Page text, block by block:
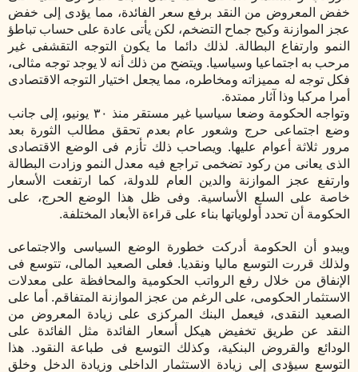
خفض المعروض من النقد برفع سعر الفائدة، مما يؤدى إلى خفض
عجز الموازنة وكبح جماح التضخم، لكن يأتى عادة على حساب تباطؤ
النمو وارتفاع البطالة. لذلك دائما ما يكون التوجه التقشفى غير
مرحب به اجتماعيا وسياسيا. ويتضح من ذلك أنه لا يوجد توجه مثالى،
فكل توجه له مميزاته ومخاطره، مما يجعل اختيار التوجه الاقتصادى
أمرا مركبا وذا آثار ممتدة.
وتواجه الحكومة وضعا سياسيا غير مستقر منذ ٣٠ يونيو، إلى جانب
وضع اجتماعى حرج وشعور عام بعدم تحقق مطالب الثورة بعد
مرور ثلاثة أعوام عليها. ويصاحب ذلك تأزم فى الوضع الاقتصادى
الذى يعانى من ركود تضخمى تراجع فيه معدل النمو وزادت البطالة
وارتفع عجز الموازنة والدين العام للدولة، كما ارتفعت الأسعار
خاصة على السلع الأساسية. وفى ظل هذا الوضع الحرج، على
الحكومة أن تحدد أولوياتها بناء على قراءة الأبعاد المختلفة.
ويبدو أن الحكومة أدركت خطورة الوضع السياسى والاجتماعى
ولذلك قررت التوسع ماليا ونقديا. فعلى الصعيد المالى، تتوسع فى
الإنفاق من خلال رفع الرواتب الحكومية والمحافظة على معدلات
الاستثمار الحكومى، على الرغم من عجز الموازنة المتفاقم. أما على
الصعيد النقدى، فيعمل البنك المركزى على زيادة المعروض من
النقد عن طريق تخفيض هيكل أسعار الفائدة مثل الفائدة على
الودائع والقروض البنكية، وكذلك التوسع فى طباعة النقود. هذا
التوسع سيؤدى إلى زيادة الاستثمار الداخلى وزيادة الدخل وخلق